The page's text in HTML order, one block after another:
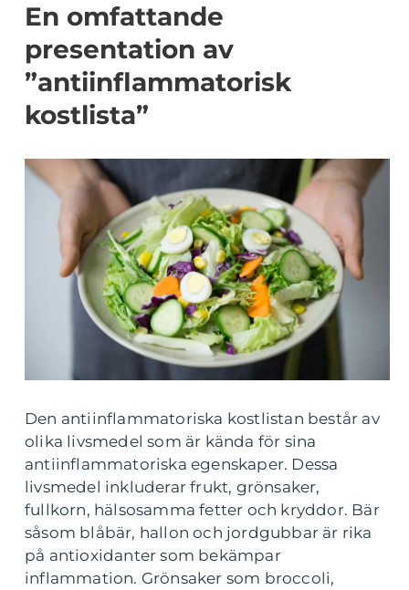
En omfattande
presentation av
”antiinflammatorisk
kostlista”
Den antiinflammatoriska kostlistan består av
olika livsmedel som är kända för sina
antiinflammatoriska egenskaper. Dessa
livsmedel inkluderar frukt, grönsaker,
fullkorn, hälsosamma fetter och kryddor. Bär
såsom blåbär, hallon och jordgubbar är rika
på antioxidanter som bekämpar
inflammation. Grönsaker som broccoli,